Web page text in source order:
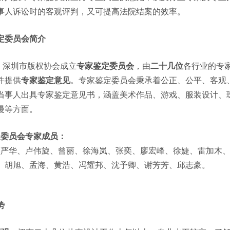
人诉讼时的客观评判，又可提高法院结案的效率。
委员会简介
圳市版权协会成立专家鉴定委员会 ，由二十几位各行业的专
提供专家鉴定意见。专家鉴定委员会秉承着公正、公平、客
事人出具专家鉴定意见书，涵盖美术作品、游戏、服装设计
方面。
会专家成员：
、卢伟旋、曾丽、徐海岚、张奕、廖宏峰、徐婕、雷加木
胡旭、孟海、黄浩、冯耀邦、沈予卿、谢芳芳、邱志豪。